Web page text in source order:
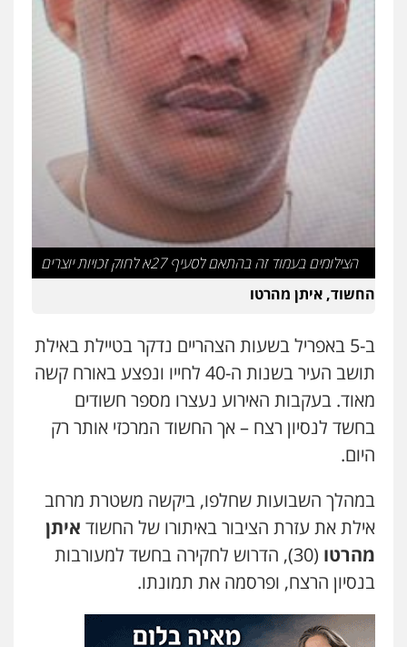
עו"ד איהאב ג'לג'ולי
פלילי מעצרים וחקירות עורכי דין לענייני
אסירים
0505216700
עו"ד שלומי שרון
פלילי צבאי מעצרים וחקירות
0547342002
עו"ד אלון קריטי
פלילי כלכלי אלימות סמים מעצרים
0525544654
מנשה, אלמוג – עורכי דין
פלילי עבירות תנועה צווארון לבן תעבורה
עורכי דין לענייני אסירים מעצרים וחקירות
0546470989
0538788878
עו"ד אסף דוק
פלילי עבירות מין סמים והימורים
חמורה חקירות ומעצרים צווארון לבן והונאה
0526885006
הצילומים בעמוד זה בהתאם לסעיף 27א לחוק זכויות יוצרים
החשוד, איתן מהרטו
ב-5 באפריל בשעות הצהריים נדקר בטיילת באילת
תושב העיר בשנות ה-40 לחייו ונפצע באורח קשה
מאוד. בעקבות האירוע נעצרו מספר חשודים
בחשד לנסיון רצח – אך החשוד המרכזי אותר רק
היום.
במהלך השבועות שחלפו, ביקשה משטרת מרחב
אילת את עזרת הציבור באיתורו של החשוד איתן
מהרטו
(30), הדרוש לחקירה בחשד למעורבות
בנסיון הרצח, ופרסמה את תמונתו.